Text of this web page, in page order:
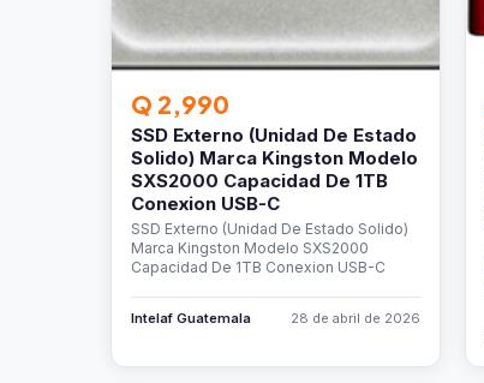
Q 2,990
SSD Externo (Unidad De Estado
Solido) Marca Kingston Modelo
SXS2000 Capacidad De 1TB
Conexion USB-C
SSD Externo (Unidad De Estado Solido)
Marca Kingston Modelo SXS2000
Capacidad De 1TB Conexion USB-C
Intelaf Guatemala 28 de abril de 2026